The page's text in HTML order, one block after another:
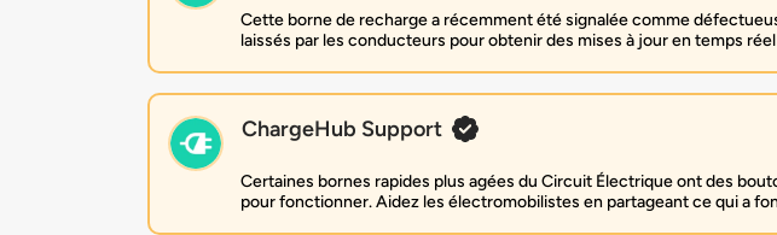
Cette borne de recharge a récemment été signalée comme
laissés par les conducteurs pour obtenir des mises à jour en temps
ChargeHub Support
Certaines bornes rapides plus agées du Circuit Électrique ont des
pour fonctionner. Aidez les électromobilistes en partageant ce qui a